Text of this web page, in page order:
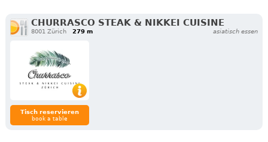
CHURRASCO STEAK & NIKKEI CUISINE
8001 Zürich 279 m asiatisch essen
Tisch reservieren
book a table